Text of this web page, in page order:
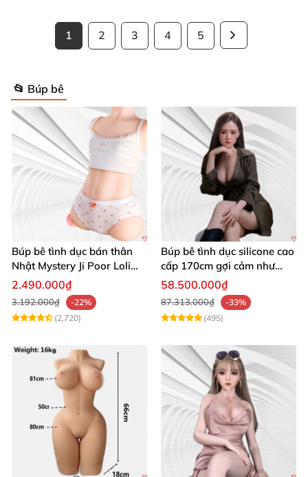
1 2 3 4 5
📂 Búp bê
Búp bê tình dục bán thân
Nhật Mystery Ji Poor Loli
TPE cao cấp
2.490.000₫
3.192.000₫
-22%
(2,720)
Búp bê tình dục silicone cao
cấp 170cm gợi cảm như
thật chơi búp bê cao cấp
58.500.000₫
87.313.000₫
-33%
(495)